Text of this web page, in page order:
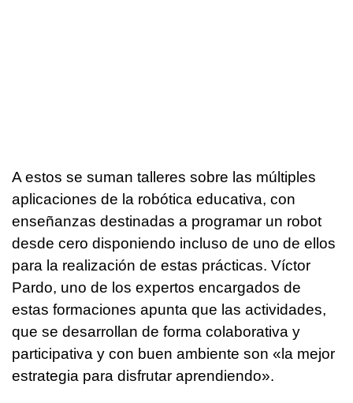
A estos se suman talleres sobre las múltiples
aplicaciones de la robótica educativa, con
enseñanzas destinadas a programar un robot
desde cero disponiendo incluso de uno de ellos
para la realización de estas prácticas. Víctor
Pardo, uno de los expertos encargados de
estas formaciones apunta que las actividades,
que se desarrollan de forma colaborativa y
participativa y con buen ambiente son «la mejor
estrategia para disfrutar aprendiendo».